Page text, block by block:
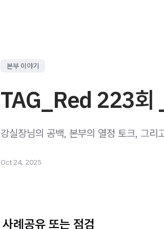
본부 이야기
TAG_Red 223
강실장님의 공백, 본부의 열정 토크, 그리
Oct 24, 2025
사례공유 또는 점검